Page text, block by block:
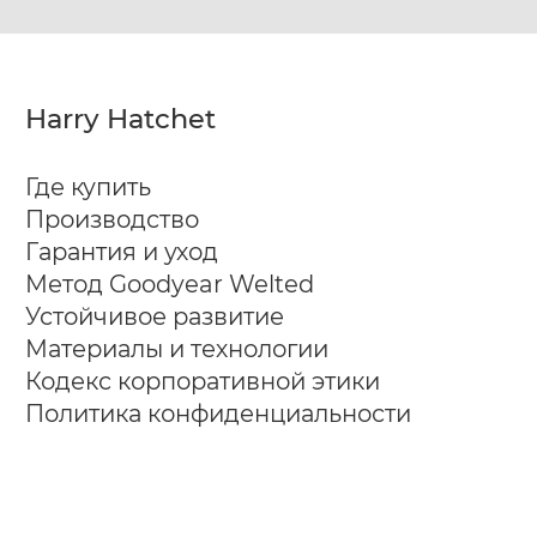
Harry Hatchet
Где купить
Производство
Гарантия и уход
Метод Goodyear Welted
Устойчивое развитие
Материалы и технологии
Кодекс корпоративной этики
Политика конфиденциальности